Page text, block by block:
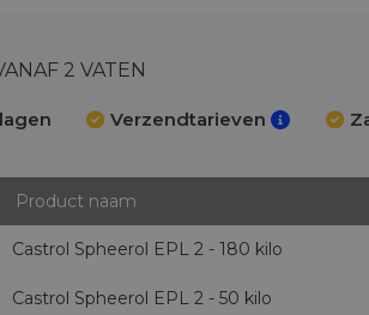
2 VATEN
Verzendtarieven
Product naam
Castrol Spheerol EPL 2 - 180 kilo
Castrol Spheerol EPL 2 - 50 kilo